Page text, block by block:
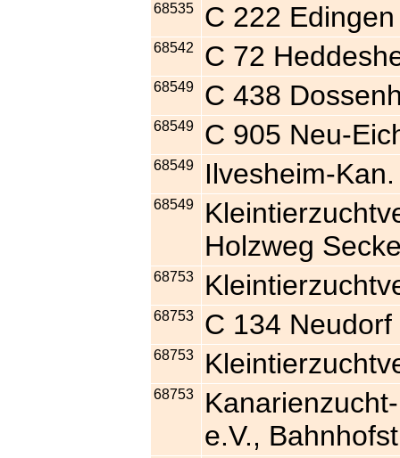
68535 C 222 Edingen
68542 C 72
68549 C 438
68549 C 905 Neu-
68549 Ilvesheim-Kan.
68549
Holzweg
68753
68753 C 134 Neudorf
68753
68753
e.V.,